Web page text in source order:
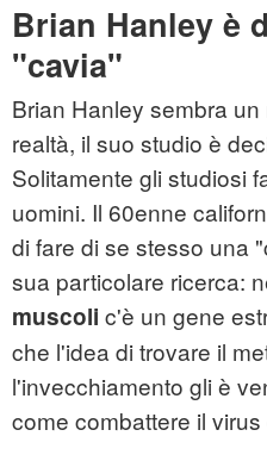
Brian Hanley è
"cavia"
Brian Hanley sembra
realtà, il suo studio è
Solitamente gli studiosi
uomini. Il 60enne
di fare di se stesso una
sua particolare ricerca:
muscoli c'è un gene
che l'idea di trovare il
l'invecchiamento gli è
come combattere il virus